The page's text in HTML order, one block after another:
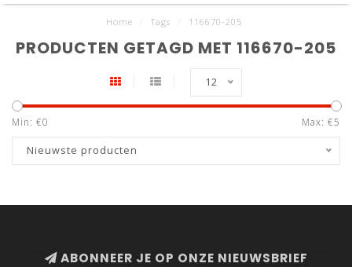
Home Tags 116670-205
PRODUCTEN GETAGD MET 116670-205
12
Min: €0 Max: €5
Nieuwste producten
ABONNEER JE OP ONZE NIEUWSBRIEF